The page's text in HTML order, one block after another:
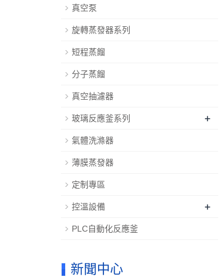
真空泵
旋轉蒸發器系列
短程蒸餾
分子蒸餾
真空抽濾器
玻璃反應釜系列 +
氣體洗滌器
薄膜蒸發器
定制專區
控溫設備 +
PLC自動化反應釜
新聞中心